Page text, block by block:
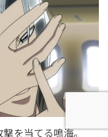
撃を当てる鳴海。